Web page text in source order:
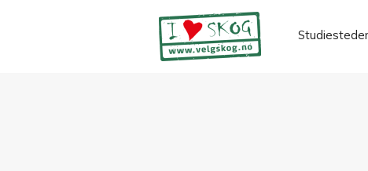
Studiesteder